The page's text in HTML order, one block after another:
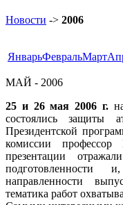
Новости -> 2006
ЯнварьФевральМарт
МАЙ - 2006
25 и 26 мая 2006 г.
состоялись защиты
Президентской
комиссии
презентации
подготовленности
направленности
тематика работ